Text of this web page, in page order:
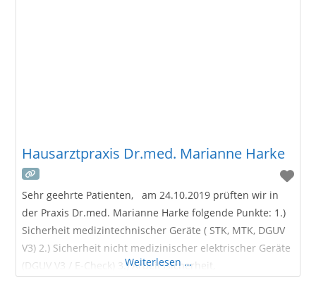
Hausarztpraxis Dr.med. Marianne Harke
Sehr geehrte Patienten, am 24.10.2019 prüften wir in
der Praxis Dr.med. Marianne Harke folgende Punkte: 1.)
Sicherheit medizintechnischer Geräte ( STK, MTK, DGUV
V3) 2.) Sicherheit nicht medizinischer elektrischer Geräte
(DGUV V3 / E-Check) 3.) Arbeitssicherheit,
Weiterlesen …